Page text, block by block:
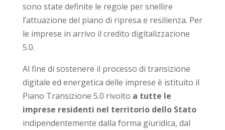
sono state definite le regole per snellire
l’attuazione del piano di ripresa e resilienza. Per
le imprese in arrivo il credito digitalizzazione
5.0.
Al fine di sostenere il processo di transizione
digitale ed energetica delle imprese è istituito il
Piano Transizione 5.0 rivolto a tutte le
imprese residenti nel territorio dello Stato
indipendentemente dalla forma giuridica, dal